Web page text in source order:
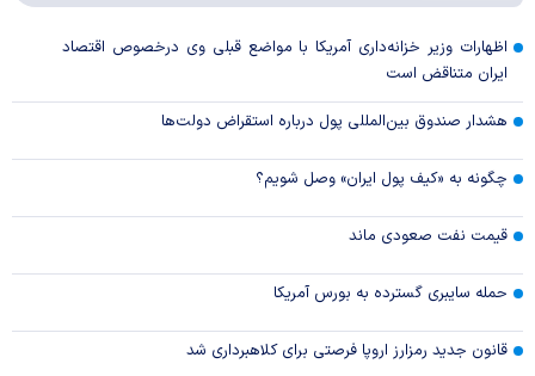
اظهارات وزیر خزانه‌داری آمریکا با مواضع قبلی وی درخصوص اقتصاد
ایران متناقض است
هشدار صندوق بین‌المللی پول درباره استقراض دولت‌ها
چگونه به «کیف پول ایران» وصل شویم؟
قیمت نفت صعودی ماند
حمله سایبری گسترده به بورس آمریکا
قانون جدید رمزارز اروپا فرصتی برای کلاهبرداری شد